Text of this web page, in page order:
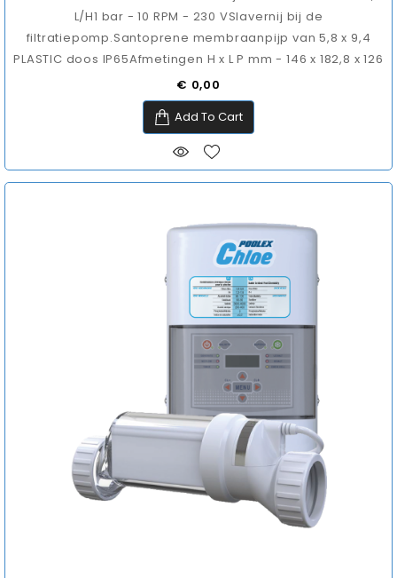
L/H1 bar - 10 RPM - 230 VSlavernij bij de
filtratiepomp.Santoprene membraanpijp van 5,8 x 9,4
PLASTIC doos IP65Afmetingen H x L P mm - 146 x 182,8 x 126
Prijs
€ 0,00
Add To Cart